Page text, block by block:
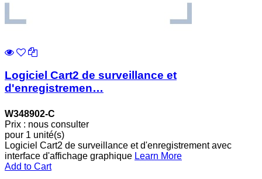
Logiciel Cart2 de surveillance et
d'enregistremen…
W348902-C
Prix : nous consulter
pour 1 unité(s)
Logiciel Cart2 de surveillance et d'enregistrement avec
interface d'affichage graphique Learn More
Add to Cart